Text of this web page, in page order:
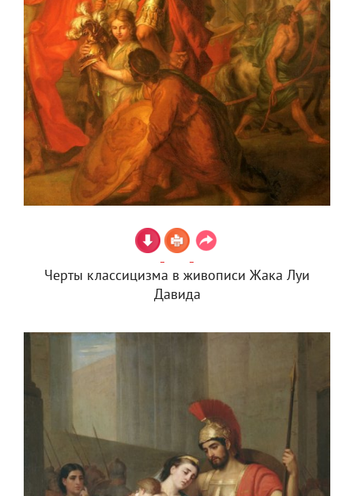
Черты классицизма в живописи Жака Луи
Давида